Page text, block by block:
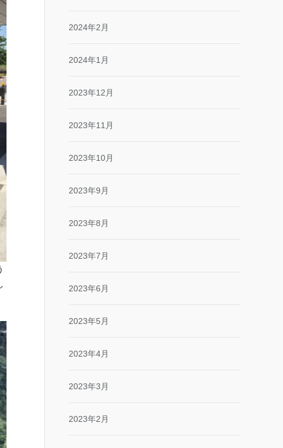
2024年2月
2024年1月
2023年12月
2023年11月
2023年10月
2023年9月
2023年8月
2023年7月
2023年6月
2023年5月
2023年4月
2023年3月
2023年2月